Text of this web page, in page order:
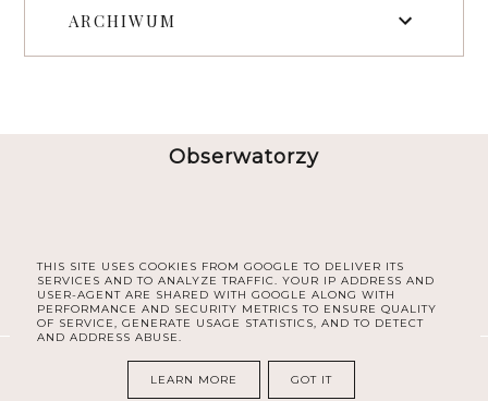
ARCHIWUM
Obserwatorzy
COPYRIGHT ©30PLUS BLOG
BLOG DESIGN: KAROGRAFIA.PL
THIS SITE USES COOKIES FROM GOOGLE TO DELIVER ITS
SERVICES AND TO ANALYZE TRAFFIC. YOUR IP ADDRESS AND
USER-AGENT ARE SHARED WITH GOOGLE ALONG WITH
PERFORMANCE AND SECURITY METRICS TO ENSURE QUALITY
OF SERVICE, GENERATE USAGE STATISTICS, AND TO DETECT
AND ADDRESS ABUSE.
LEARN MORE GOT IT